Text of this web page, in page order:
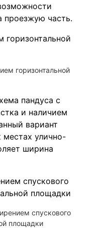
проезжую часть.
горизонтальной
пандуса с
и наличием
вариант
местах улично-
ширина
спускового
площадки